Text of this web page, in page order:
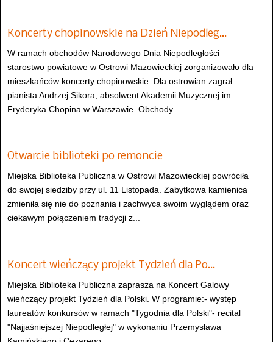
Koncerty chopinowskie na Dzień Niepodleg…
W ramach obchodów Narodowego Dnia Niepodległości
starostwo powiatowe w Ostrowi Mazowieckiej zorganizowało dla
mieszkańców koncerty chopinowskie. Dla ostrowian zagrał
pianista Andrzej Sikora, absolwent Akademii Muzycznej im.
Fryderyka Chopina w Warszawie. Obchody...
Otwarcie biblioteki po remoncie
Miejska Biblioteka Publiczna w Ostrowi Mazowieckiej powróciła
do swojej siedziby przy ul. 11 Listopada. Zabytkowa kamienica
zmieniła się nie do poznania i zachwyca swoim wyglądem oraz
ciekawym połączeniem tradycji z...
Koncert wieńczący projekt Tydzień dla Po…
Miejska Biblioteka Publiczna zaprasza na Koncert Galowy
wieńczący projekt Tydzień dla Polski. W programie:- występ
laureatów konkursów w ramach "Tygodnia dla Polski"- recital
"Najjaśniejszej Niepodległej" w wykonaniu Przemysława